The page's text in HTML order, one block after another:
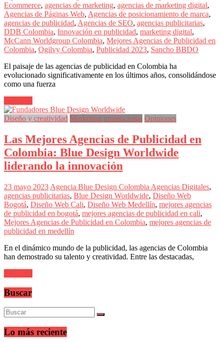
filiales
en
América
Latina
|
Una
mirada
estratégica
y
versátil
del
Marketing
en
LATAM
|
Bitácora
social
de
Mercadeo
Medios,
Publicidad,
Marketing,
Campañas
Publicitarias,
Agencias,
Negocios,
Tendencias,
Diseño
Móviles,
Estrategias
Digitales,
Estrategias
Ecommerce, agencias de marketing, agencias de marketing digital,
Agencias de Páginas Web, Agencias de posicionamiento de marca,
agencias de publicidad, Agencias de SEO, agencias publicitarias,
DDB Colombia, Innovación en publicidad, marketing digital,
McCann Worldgroup Colombia, Mejores Agencias de Publicidad en
Colombia, Ogilvy Colombia, Publicidad 2023, Sancho BBDO
El paisaje de las agencias de publicidad en Colombia ha
evolucionado significativamente en los últimos años, consolidándose
como una fuerza
Diseño y creatividad Marketing promocional Opiniones
Las Mejores Agencias de Publicidad en
Colombia: Blue Design Worldwide
liderando la innovación
23 mayo 2023 Agencia Blue Design Colombia Agencias Digitales,
agencias publicitarias, Blue Design Worldwide, Diseño Web
Bogotá, Diseño Web Cali, Diseño Web Medellín, mejores agencias
de publicidad en bogotá, mejores agencias de publicidad en cali,
Mejores Agencias de Publicidad en Colombia, mejores agencias de
publicidad en medellín
En el dinámico mundo de la publicidad, las agencias de Colombia
han demostrado su talento y creatividad. Entre las destacadas,
Buscar
Lo más reciente